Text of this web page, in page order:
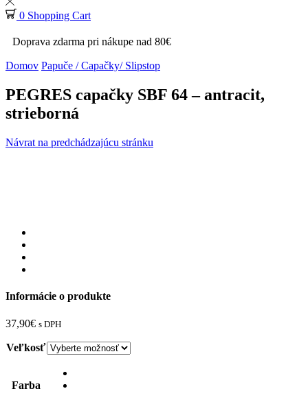
0 Shopping Cart
Doprava zdarma pri nákupe nad 80€
Domov Papuče / Capačky/ Slipstop
PEGRES capačky SBF 64 – antracit,
strieborná
Návrat na predchádzajúcu stránku
Informácie o produkte
37,90€ s DPH
Veľkosť
Farba